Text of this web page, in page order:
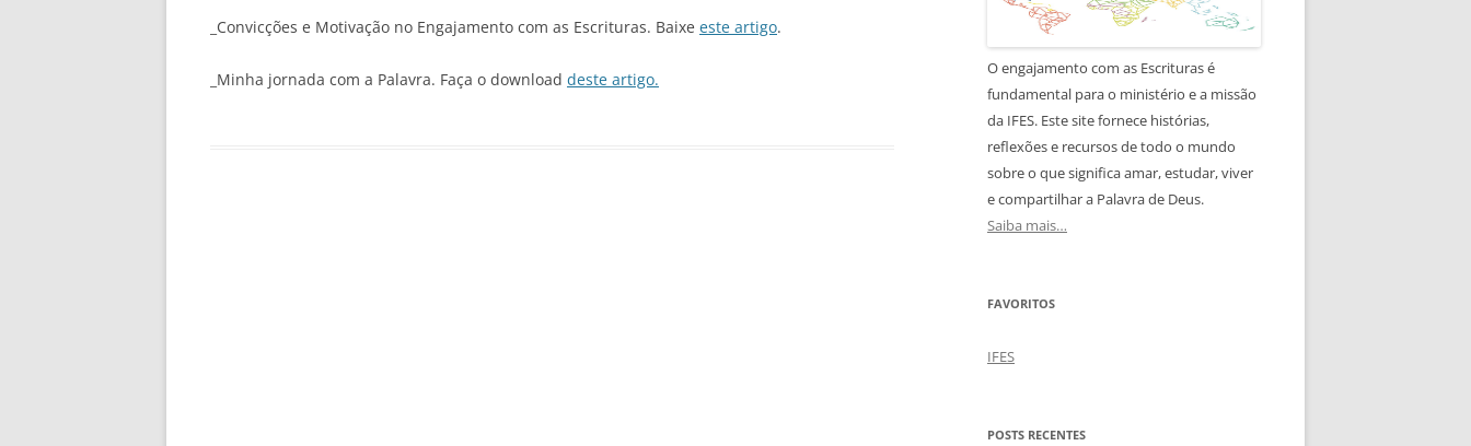
_Convicções e Motivação no Engajamento com as Escrituras. Baixe este artigo.
_Minha jornada com a Palavra. Faça o download deste artigo.
O engajamento com as Escrituras é
fundamental para o ministério e a missão
da IFES. Este site fornece histórias,
reflexões e recursos de todo o mundo
sobre o que significa amar, estudar, viver
e compartilhar a Palavra de Deus.
Saiba mais…
FAVORITOS
IFES
POSTS RECENTES